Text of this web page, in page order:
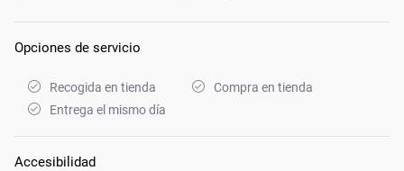
Opciones de servicio
Recogida en tienda
Compra en tienda
Entrega el mismo día
Accesibilidad